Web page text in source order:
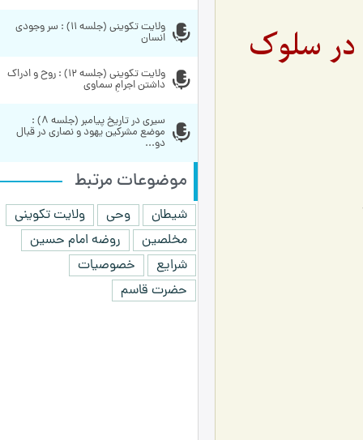
در سلوک انسان
داشتن اجرامِ سماوی
دو...
موضوعات مرتبط
شیطان وحی
ولایت تکوینی
مخلصین
روضه امام حسین
شرایع
خصوصیات
حضرت قاسم